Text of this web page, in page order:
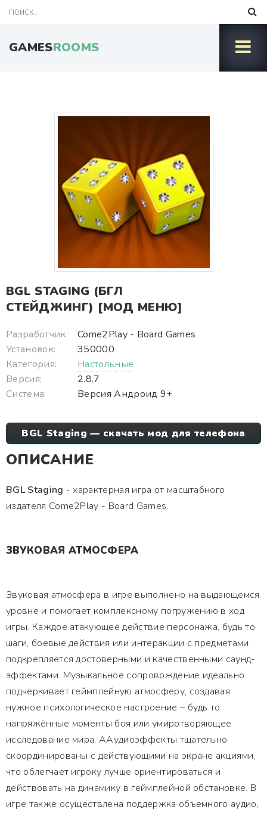
GAMESROOMS
BGL STAGING (БГЛ
СТЕЙДЖИНГ) [МОД МЕНЮ]
Разработчик:
Come2Play - Board Games
Установок:
350000
Категория:
Настольные
Версия:
2.8.7
Система:
Версия Андроид 9+
BGL Staging — скачать мод для телефона
ОПИСАНИЕ
BGL Staging - характерная игра от масштабного
издателя Come2Play - Board Games.
ЗВУКОВАЯ АТМОСФЕРА
Звуковая атмосфера в игре выполнено на выдающемся
уровне и помогает комплексному погружению в ход
игры. Каждое атакующее действие персонажа, будь то
шаги, боевые действия или интеракции с предметами,
подкрепляется достоверными и качественными саунд-
эффектами. Музыкальное сопровождение идеально
подчёркивает геймплейную атмосферу, создавая
нужное психологическое настроение – будь то
напряжённые моменты боя или умиротворяющее
исследование мира. ААудиоэффекты тщательно
скоординированы с действующими на экране акциями,
что облегчает игроку лучше ориентироваться и
действовать на динамику в геймплейной обстановке. В
игре также осуществлена поддержка объемного аудио,